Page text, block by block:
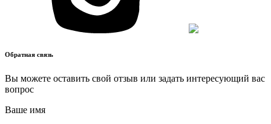
Обратная связь
Вы можете оставить свой отзыв или задать интересующий вас
вопрос
Ваше имя